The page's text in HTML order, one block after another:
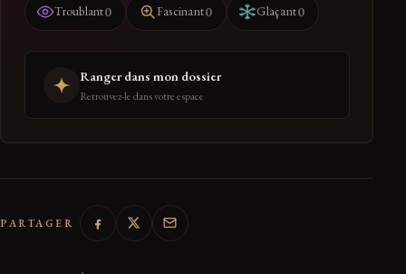
Troublant0 Fascinant0 Glaçant0
Ranger dans mon dossier
Retrouvez-le dans votre espace
PARTAGER